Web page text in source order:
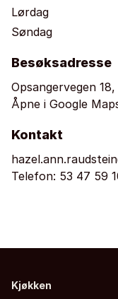
Lørdag
Søndag
Besøksadresse
Opsangervegen
Åpne i Google
Kontakt
Telefon: 53 47 59
Kjøkken